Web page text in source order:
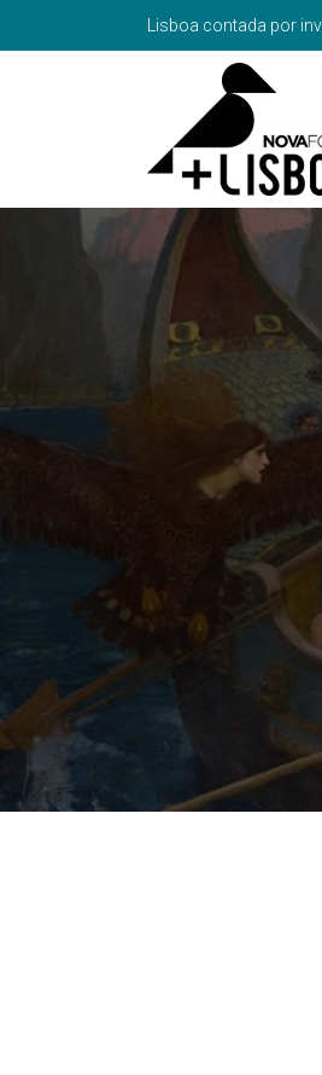
Lisboa contada por